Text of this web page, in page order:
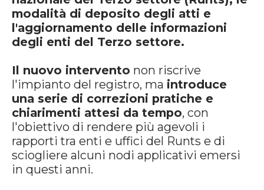
modalità di deposito degli atti e
l'aggiornamento delle informazioni
degli enti del Terzo settore.
Il nuovo intervento non riscrive
l'impianto del registro, ma introduce
una serie di correzioni pratiche e
chiarimenti attesi da tempo, con
l'obiettivo di rendere più agevoli i
rapporti tra enti e uffici del Runts e di
sciogliere alcuni nodi applicativi emersi
in questi anni.